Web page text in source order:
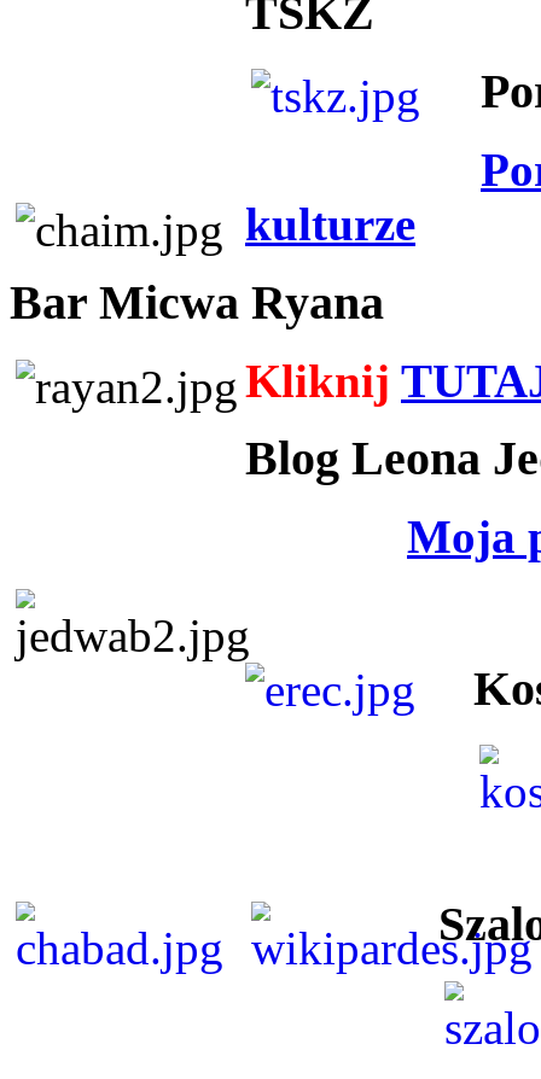
TSKZ
kulturze
Bar Micwa Ryana
Kliknij
Blog Leona
Moja